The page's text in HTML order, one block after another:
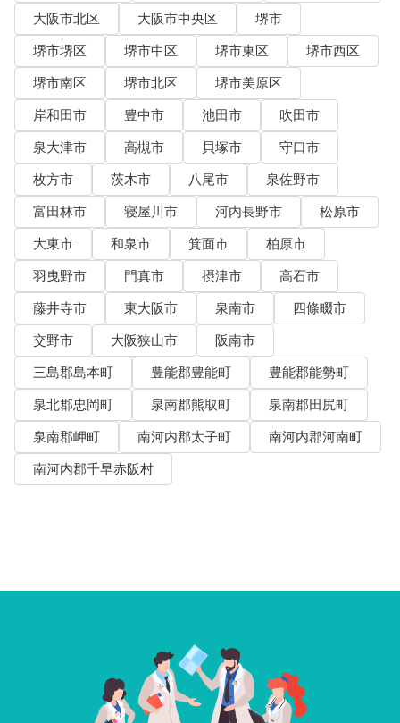
大阪市北区
大阪市中央区
堺市
堺市堺区
堺市中区 堺市東区
堺市西区
堺市南区
堺市北区
堺市美原区
岸和田市
豊中市 池田市
吹田市
泉大津市
高槻市 貝塚市
守口市
枚方市
茨木市 八尾市
泉佐野市
富田林市
寝屋川市 河内長野市
松原市
大東市
和泉市 箕面市
柏原市
羽曳野市
門真市 摂津市
高石市
藤井寺市
東大阪市 泉南市
四條畷市
交野市
大阪狭山市
阪南市
三島郡島本町
豊能郡豊能町
豊能郡能勢町
泉北郡忠岡町
泉南郡熊取町
泉南郡田尻町
泉南郡岬町
南河内郡太子町
南河内郡河南町
南河内郡千早赤阪村